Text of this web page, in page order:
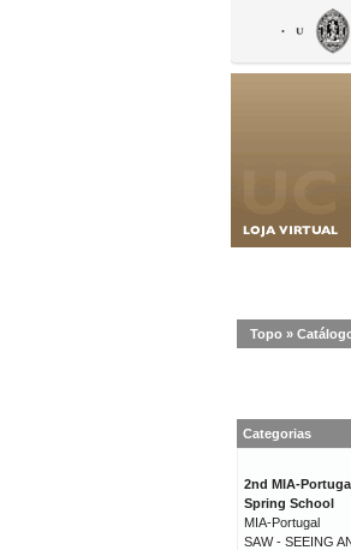
Topo »
Categorias
2nd MIA-
Spring School
MIA-Portugal
SAW - SEEING